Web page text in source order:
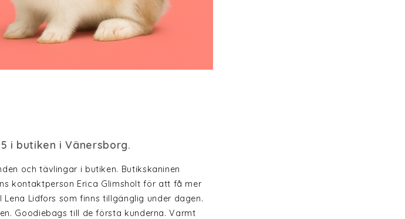
i butiken i Vänersborg.
och tävlingar i butiken. Butikskaninen
kontaktperson Erica Glimsholt för att få mer
Lidfors som finns tillgänglig under dagen.
Goodiebags till de första kunderna. Varmt